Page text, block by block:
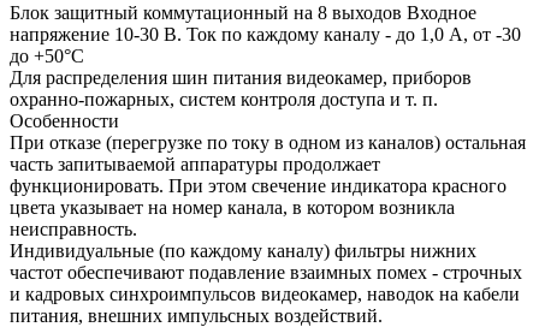
Блок защитный коммутационный на 8 выходов Входное
напряжение 10-30 В. Ток по каждому каналу - до 1,0 А, от -30
до +50°С
Для распределения шин питания видеокамер, приборов
охранно-пожарных, систем контроля доступа и т. п.
Особенности
При отказе (перегрузке по току в одном из каналов) остальная
часть запитываемой аппаратуры продолжает
функционировать. При этом свечение индикатора красного
цвета указывает на номер канала, в котором возникла
неисправность.
Индивидуальные (по каждому каналу) фильтры нижних
частот обеспечивают подавление взаимных помех - строчных
и кадровых синхроимпульсов видеокамер, наводок на кабели
питания, внешних импульсных воздействий.